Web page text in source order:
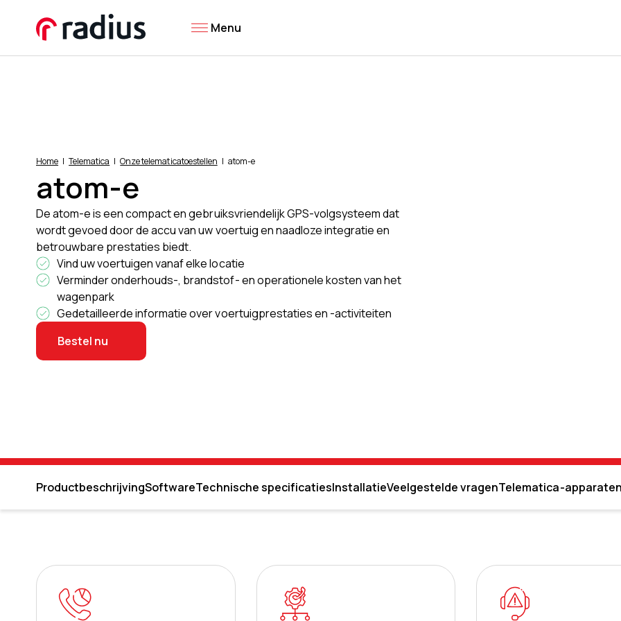
Menu
Home Telematica Onze telematicatoestellen atom-e
atom-e
De atom-e is een compact en gebruiksvriendelijk GPS-volgsysteem dat
wordt gevoed door de accu van uw voertuig en naadloze integratie en
betrouwbare prestaties biedt.
Vind uw voertuigen vanaf elke locatie
Verminder onderhouds-, brandstof- en operationele kosten van het
wagenpark
Gedetailleerde informatie over voertuigprestaties en -activiteiten
Bestel nu
ProductbeschrijvingSoftwareTechnische specificatiesInstallatieVeelgestelde vragenTelematica-